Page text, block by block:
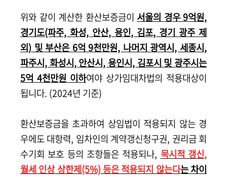
위와 같이 계산한 환산보증금이 서울의 경우 9억원,
경기도(파주, 화성, 안산, 용인, 김포, 경기 광주 제
외) 및 부산은 6억 9천만원, 나머지 광역시, 세종시,
파주시, 화성시, 안산시, 용인시, 김포시 및 광주시는
5억 4천만원 이하여야 상가임대차법의 적용대상이
됩니다. (2024년 기준)
환산보증금을 초과하여 상임법이 적용되지 않는 경
우에도 대항력, 임차인의 계약갱신청구권, 권리금 회
수기회 보호 등의 조항들은 적용되나, 묵시적 갱신,
월세 인상 상한제(5%) 등은 적용되지 않는다는 차이